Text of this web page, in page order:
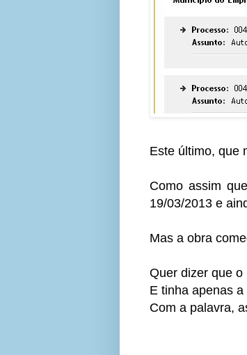
Este último, que
Como assim
19/03/2013 e
Mas a obra
Quer dizer que
E tinha apenas
Com a palavra,